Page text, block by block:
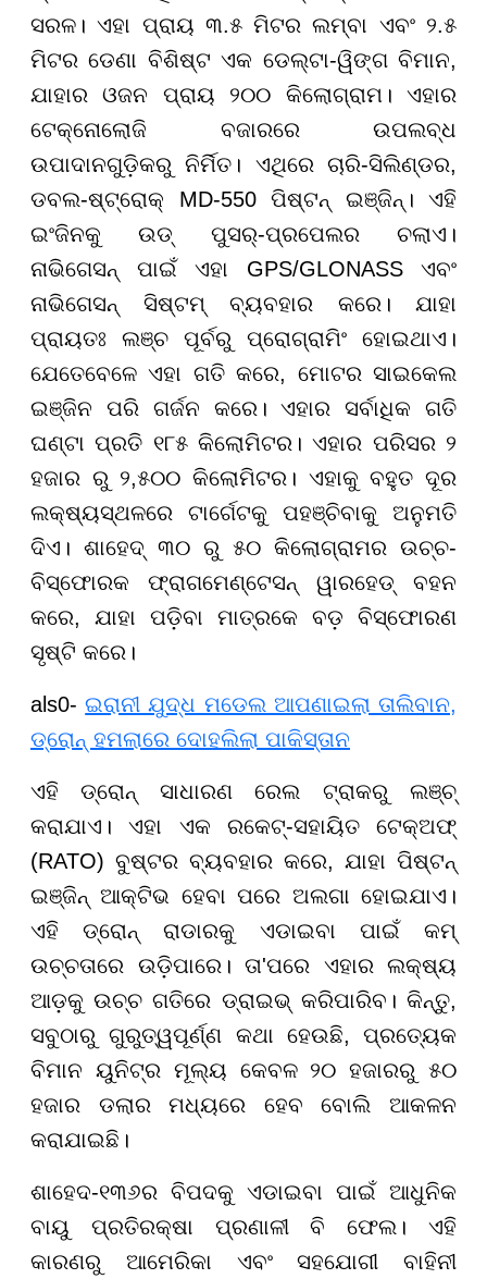
ସରଳ। ଏହା ପ୍ରାୟ ୩.୫ ମିଟର ଲମ୍ବା ଏବଂ ୨.୫
ମିଟର ଡେଣା ବିଶିଷ୍ଟ ଏକ ଡେଲ୍ଟା-ୱିଙ୍ଗ ବିମାନ,
ଯାହାର ଓଜନ ପ୍ରାୟ ୨୦୦ କିଲୋଗ୍ରାମ। ଏହାର
ଟେକ୍ନୋଲୋଜି ବଜାରରେ ଉପଲବ୍ଧ
ଉପାଦାନଗୁଡ଼ିକରୁ ନିର୍ମିତ। ଏଥିରେ ଚାରି-ସିଲିଣ୍ଡର,
ଡବଲ-ଷ୍ଟ୍ରୋକ୍ MD-550 ପିଷ୍ଟନ୍ ଇଞ୍ଜିନ୍। ଏହି
ଇଂଜିନକୁ ଉଡ୍ ପୁସର୍-ପ୍ରପେଲର ଚଲାଏ।
ନାଭିଗେସନ୍ ପାଇଁ ଏହା GPS/GLONASS ଏବଂ
ନାଭିଗେସନ୍ ସିଷ୍ଟମ୍ ବ୍ୟବହାର କରେ। ଯାହା
ପ୍ରାୟତଃ ଲଞ୍ଚ ପୂର୍ବରୁ ପ୍ରୋଗ୍ରାମିଂ ହୋଇଥାଏ।
ଯେତେବେଳେ ଏହା ଗତି କରେ, ମୋଟର ସାଇକେଲ
ଇଞ୍ଜିନ ପରି ଗର୍ଜନ କରେ। ଏହାର ସର୍ବାଧିକ ଗତି
ଘଣ୍ଟା ପ୍ରତି ୧୮୫ କିଲୋମିଟର। ଏହାର ପରିସର ୨
ହଜାର ରୁ ୨,୫୦୦ କିଲୋମିଟର। ଏହାକୁ ବହୁତ ଦୂର
ଲକ୍ଷ୍ୟସ୍ଥଳରେ ଟାର୍ଗେଟକୁ ପହଞ୍ଚିବାକୁ ଅନୁମତି
ଦିଏ। ଶାହେଦ୍ ୩୦ ରୁ ୫୦ କିଲୋଗ୍ରାମର ଉଚ୍ଚ-
ବିସ୍ଫୋରକ ଫ୍ରାଗମେଣ୍ଟେସନ୍ ୱାରହେଡ୍ ବହନ
କରେ, ଯାହା ପଡ଼ିବା ମାତ୍ରକେ ବଡ଼ ବିସ୍ଫୋରଣ
ସୃଷ୍ଟି କରେ।
als0-ଇରାନୀ ଯୁଦ୍ଧ ମଡେଲ ଆପଣାଇଲା ତାଲିବାନ,
ଡ୍ରୋନ୍ ହମଲାରେ ଦୋହଲିଲା ପାକିସ୍ତାନ
ଏହି ଡ୍ରୋନ୍ ସାଧାରଣ ରେଲ ଟ୍ରାକରୁ ଲଞ୍ଚ୍
କରାଯାଏ। ଏହା ଏକ ରକେଟ୍-ସହାୟିତ ଟେକ୍ଅଫ୍
(RATO) ବୁଷ୍ଟର ବ୍ୟବହାର କରେ, ଯାହା ପିଷ୍ଟନ୍
ଇଞ୍ଜିନ୍ ଆକ୍ଟିଭ ହେବା ପରେ ଅଲଗା ହୋଇଯାଏ।
ଏହି ଡ୍ରୋନ୍ ରାଡାରକୁ ଏଡାଇବା ପାଇଁ କମ୍
ଉଚ୍ଚତାରେ ଉଡ଼ିପାରେ। ତା'ପରେ ଏହାର ଲକ୍ଷ୍ୟ
ଆଡ଼କୁ ଉଚ୍ଚ ଗତିରେ ଡ୍ରାଇଭ୍ କରିପାରିବ। କିନ୍ତୁ,
ସବୁଠାରୁ ଗୁରୁତ୍ୱପୂର୍ଣ୍ଣ କଥା ହେଉଛି, ପ୍ରତ୍ୟେକ
ବିମାନ ୟୁନିଟ୍ର ମୂଲ୍ୟ କେବଳ ୨୦ ହଜାରରୁ ୫୦
ହଜାର ଡଲାର ମଧ୍ୟରେ ହେବ ବୋଲି ଆକଳନ
କରାଯାଇଛି।
ଶାହେଦ-୧୩୬ର ବିପଦକୁ ଏଡାଇବା ପାଇଁ ଆଧୁନିକ
ବାୟୁ ପ୍ରତିରକ୍ଷା ପ୍ରଣାଳୀ ବି ଫେଲ। ଏହି
କାରଣରୁ ଆମେରିକା ଏବଂ ସହଯୋଗୀ ବାହିନୀ